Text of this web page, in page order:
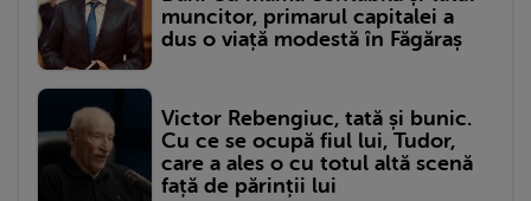
muncitor, primarul capitalei a
dus o viață modestă în Făgăraș
Victor Rebengiuc, tată și bunic.
Cu ce se ocupă fiul lui, Tudor,
care a ales o cu totul altă scenă
față de părinții lui